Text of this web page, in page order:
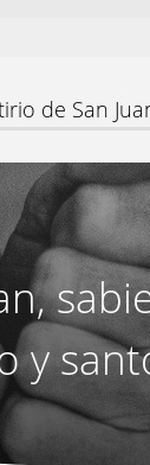
de San
y